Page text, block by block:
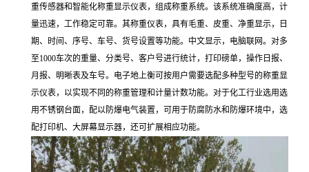
重传感器和智能化称重显示仪表，组成称重系统。该系统准确度高，计
量迅速，工作稳定可靠。 其称重仪表，具有毛重、皮重、净重显示，日
期、时间、序号、车号、货号设置等功能。中文显示，电脑联网。对多
至1000车次的重量、分类号、客户号进行统计，打印磅单，操作日报、
月报、明晰表及车号。电子地上衡可按用户需要选配多种型号的称重显
示仪表，以实现不同的称重管理和计量计数功能。对于化工行业选用选
用不锈钢台面，配以防爆电气装置，可用于防腐防水和防爆环境中，选
配打印机、大屏幕显示器，还可扩展相应功能。